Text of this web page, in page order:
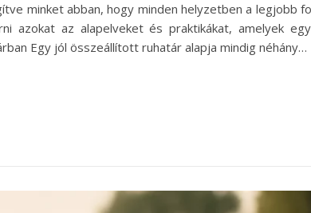
minket abban, hogy minden helyzetben a legjobb
azokat az alapelveket és praktikákat, amelyek
Egy jól összeállított ruhatár alapja mindig néhány…